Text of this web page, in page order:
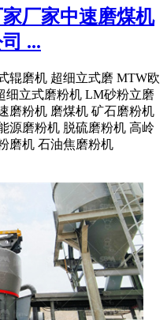
厂家中速磨煤机
...
辊磨机 超细立式磨 MTW欧
细立式磨粉机 LM砂粉立磨
磨粉机 磨煤机 矿石磨粉机
源磨粉机 脱硫磨粉机 高岭
磨机 石油焦磨粉机